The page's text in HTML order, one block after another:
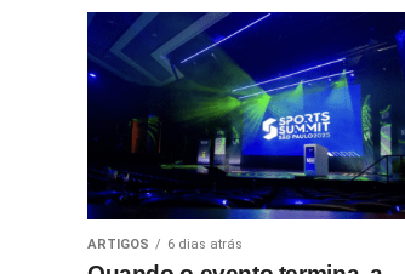
ARTIGOS 6 dias atrás